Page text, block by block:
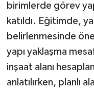
birimlerde görev
katıldı. Eğitimde,
belirlenmesinde
yapı yaklaşma
inşaat alanı
anlatılırken, planlı